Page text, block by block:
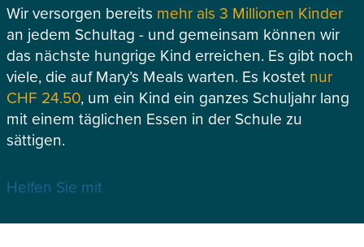
Wir versorgen bereits mehr als 3 Millionen Kinder
an jedem Schultag - und gemeinsam können wir
das nächste hungrige Kind erreichen. Es gibt noch
viele, die auf Mary’s Meals warten. Es kostet nur
CHF 24.50, um ein Kind ein ganzes Schuljahr lang
mit einem täglichen Essen in der Schule zu
sättigen.
Helfen Sie mit